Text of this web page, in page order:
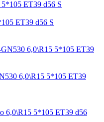
ET39 d56 S
6,0\R15 5*105 ET39